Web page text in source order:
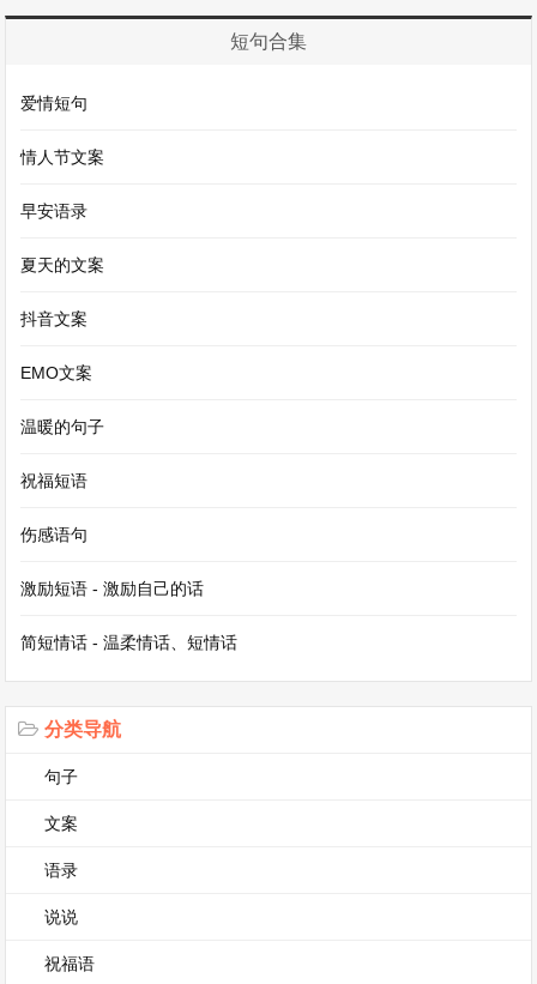
旁边等了一会儿，她还是没有理会我，我只好默默
地走开了。那一刻，我感觉自己就像一个多余的
人。
放学后，我独自走在回家的路上，天空突然下起了
雨。我没有带伞，只能在雨中奔跑。雨水打湿了我
对着镜子里狼狈的自己，泪水忍不住流了下来。这
一天，似乎所有的不幸都降临到了我身上，让我沉
伤心的一天日记四
[日期] [星期] [天气]
知我养了很久的宠物小仓鼠生病了。它无精打采地
趴在笼子里，平时亮晶晶的眼睛也变得黯淡无光。
我心急如焚，却又不知道该怎么办。
带着满心的忧虑去学校，课堂上我一直走神。老师
提问我，我回答得乱七八糟，同学们哄堂大笑。我
的脸涨得通红，心里既羞愧又难过。下课后，我原
本想找个安静的角落待一会儿，却不小心撞到了一
短句合集
爱情短句
情人节文案
早安语录
夏天的文案
抖音文案
EMO文案
温暖的句子
祝福短语
伤感语句
激励短语 - 激励自己的话
简短情话 - 温柔情话、短情话
分类导航
句子
文案
语录
说说
祝福语